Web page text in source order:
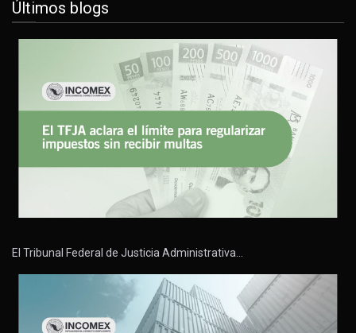
Últimos blogs
El Tribunal Federal de Justicia Administrativa…